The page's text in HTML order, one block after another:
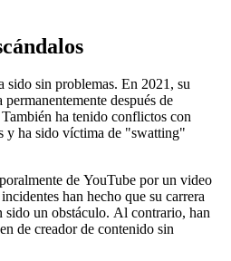
sido sin problemas. En 2021, su
después de
ha tenido conflictos con
y ha sido víctima de "swatting"
de YouTube por un video
han hecho que su carrera
sido un obstáculo. Al contrario, han
de creador de contenido sin